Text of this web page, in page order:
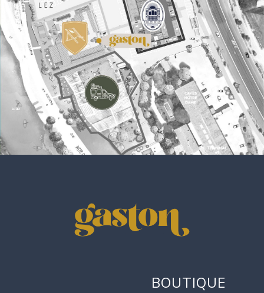
BOUTIQUE